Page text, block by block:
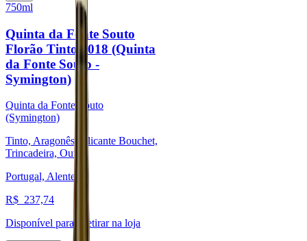
750ml
Quinta da Fonte Souto
Florão Tinto 2018 (Quinta
da Fonte Souto -
Symington)
Quinta da Fonte Souto
(Symington)
Tinto, Aragonês, Alicante Bouchet,
Trincadeira, Outras
Portugal, Alentejo
R$ 237,74
Disponível para:
Retirar na loja